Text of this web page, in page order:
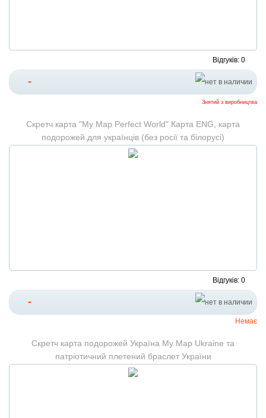
Відгуків: 0
-
Знятий з виробництва
Скретч карта "My Map Perfect World" Карта ENG, карта
подорожей для українців (без росії та білорусі)
Відгуків: 0
-
Немає
Скретч карта подорожей Україна My Map Ukraine та
патріотичний плетений браслет України